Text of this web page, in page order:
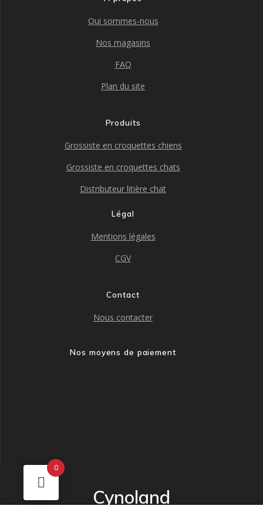
Qui sommes-nous
Nos magasins
FAQ
Plan du site
Produits
Grossiste en croquettes chiens
Grossiste en croquettes chats
Distributeur litière chat
Légal
Mentions légales
CGV
Contact
Nous contacter
Nos moyens de paiement
Cynoland
0